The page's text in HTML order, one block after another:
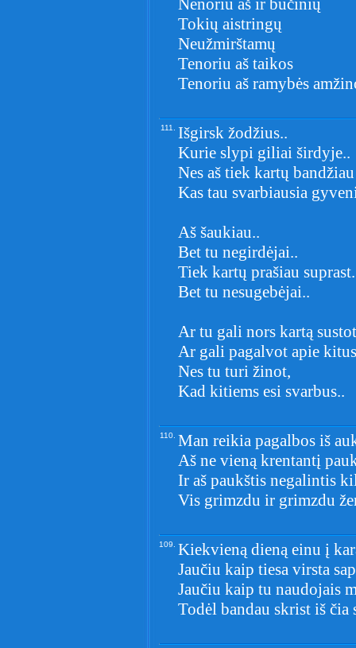
Nenoriu aš ir bučinių
Tokių aistringų
Neužmirštamų
Tenoriu aš taikos
Tenoriu aš ramybės
111. Išgirsk žodžius..
Kurie slypi giliai širdyje..
Nes aš tiek kartų
Kas tau svarbiausia
Aš šaukiau..
Bet tu negirdėjai..
Tiek kartų prašiau
Bet tu nesugebėjai..
Ar tu gali nors kartą
Ar gali pagalvot apie
Nes tu turi žinot,
Kad kitiems esi svarbus..
110. Man reikia pagalbos iš
Aš ne vieną krentantį
Ir aš paukštis negalintis
Vis grimzdu ir grimzdu
109. Kiekvieną dieną einu į
Jaučiu kaip tiesa virsta
Jaučiu kaip tu naudojais
Todėl bandau skrist iš čia